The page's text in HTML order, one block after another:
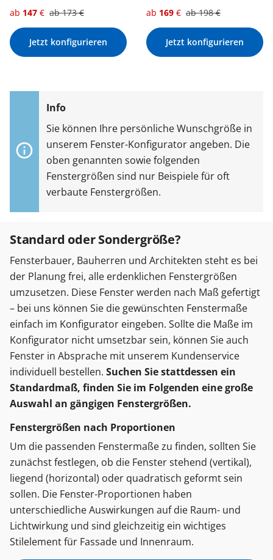
ab 147 € ab173€
Jetzt konfigurieren
ab 169 € ab198€
Jetzt konfigurieren
Sie können Ihre persönliche Wunschgröße in
unserem Fenster-Konfigurator angeben. Die
oben genannten sowie folgenden
Fenstergrößen sind nur Beispiele für oft
verbaute Fenstergrößen.
Standard oder Sondergröße?
Fensterbauer, Bauherren und Architekten steht es bei
der Planung frei, alle erdenklichen Fenstergrößen
umzusetzen. Diese Fenster werden nach Maß gefertigt
– bei uns können Sie die gewünschten Fenstermaße
einfach im Konfigurator eingeben. Sollte die Maße im
Konfigurator nicht umsetzbar sein, können Sie auch
Fenster in Absprache mit unserem Kundenservice
individuell bestellen. Suchen Sie stattdessen ein
Standardmaß, finden Sie im Folgenden eine große
Auswahl an gängigen Fenstergrößen.
Fenstergrößen nach Proportionen
Um die passenden Fenstermaße zu finden, sollten Sie
zunächst festlegen, ob die Fenster stehend (vertikal),
liegend (horizontal) oder quadratisch geformt sein
sollen. Die Fenster-Proportionen haben
unterschiedliche Auswirkungen auf die Raum- und
Lichtwirkung und sind gleichzeitig ein wichtiges
Stilelement für Fassade und Innenraum.